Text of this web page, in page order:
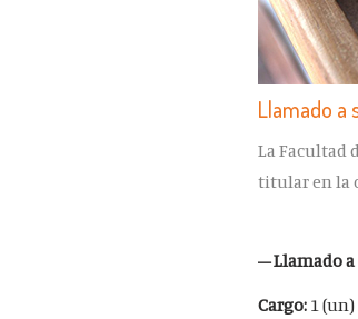
Llamado a
La Facultad
titular en la
– Llamado
Cargo: 1